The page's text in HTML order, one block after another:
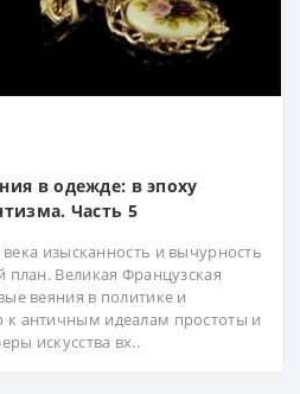
в одежде: в эпоху
Часть 5
изысканность и вычурность
план. Великая Французская
веяния в политике и
античным идеалам простоты и
искусства вх..